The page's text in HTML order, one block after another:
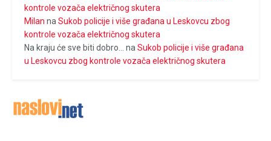
kontrole vozača električnog skutera
Milan na Sukob policije i više građana u Leskovcu zbog
kontrole vozača električnog skutera
Na kraju će sve biti dobro...
na Sukob policije i više građana
u Leskovcu zbog kontrole vozača električnog skutera